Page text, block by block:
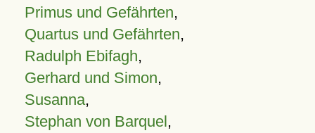
Primus und Gefährten,
Quartus und Gefährten,
Radulph Ebifagh,
Gerhard und Simon,
Susanna,
Stephan von Barquel,